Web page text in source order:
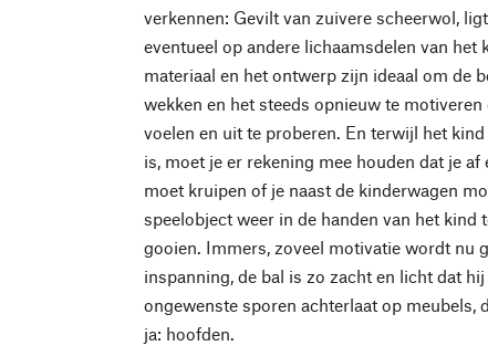
verkennen: Gevilt van zuivere scheerwol,
eventueel op andere lichaamsdelen van
materiaal en het ontwerp zijn ideaal om de
wekken en het steeds opnieuw te
voelen en uit te proberen. En terwijl het
is, moet je er rekening mee houden dat je
moet kruipen of je naast de kinderwagen
speelobject weer in de handen van het
gooien. Immers, zoveel motivatie wordt nu
inspanning, de bal is zo zacht en licht dat
ongewenste sporen achterlaat op meubels,
ja: hoofden.